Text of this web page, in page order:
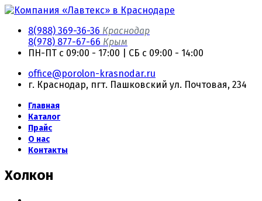
8(988) 369-36-36 Краснодар
8(978) 877-67-66 Крым
ПН-ПТ с 09:00 - 17:00 | СБ с 09:00 - 14:00
office@porolon-krasnodar.ru
г. Краснодар, пгт. Пашковский ул. Почтовая, 234
Главная
Каталог
Прайс
О нас
Контакты
Холкон